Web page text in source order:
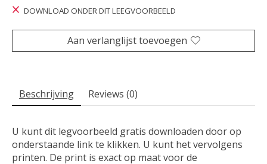
DOWNLOAD ONDER DIT LEEGVOORBEELD
Aan verlanglijst toevoegen
Beschrijving Reviews (0)
U kunt dit legvoorbeeld gratis downloaden door op
onderstaande link te klikken. U kunt het vervolgens
printen. De print is exact op maat voor de